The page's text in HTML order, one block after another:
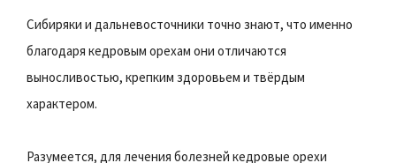
Сибиряки и дальневосточники точно знают, что именно
благодаря кедровым орехам они отличаются
выносливостью, крепким здоровьем и твёрдым
характером.
Разумеется, для лечения болезней кедровые орехи